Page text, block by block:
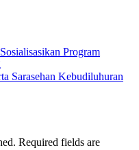
Program
Sarasehan Kebudiluhuran
Required fields are